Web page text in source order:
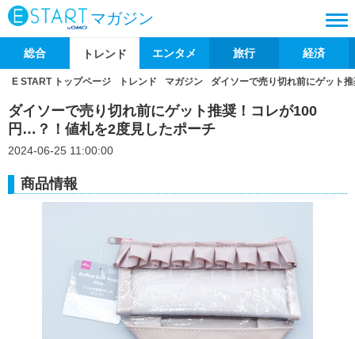
マガジン
総合 トレンド エンタメ 旅行 経済
E START トップページ トレンド マガジン ダイソーで売り切れ前にゲット
ダイソーで売り切れ前にゲット推奨！コレが100
円…？！値札を2度見したポーチ
2024-06-25 11:00:00
商品情報